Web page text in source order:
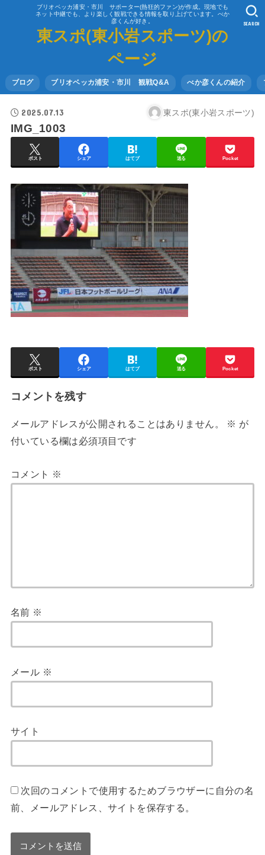
ブリオベッカ浦安・市川 サポーター(熱狂的ファン)が作成。現地でも
ネット中継でも、より楽しく観戦できる情報を取り上げています。べか
彦くんが好き。
東スポ(東小岩スポーツ)の
ページ
ブログ ブリオベッカ浦安・市川 観戦Q&A べか彦くんの紹介
SEARCH
2025.07.13 東スポ(東小岩スポーツ)
IMG_1003
ポスト シェア はてブ 送る Pocket
ポスト シェア はてブ 送る Pocket
コメントを残す
メールアドレスが公開されることはありません。 ※ が
付いている欄は必須項目です
コメント ※
名前 ※
メール ※
サイト
次回のコメントで使用するためブラウザーに自分の名
前、メールアドレス、サイトを保存する。